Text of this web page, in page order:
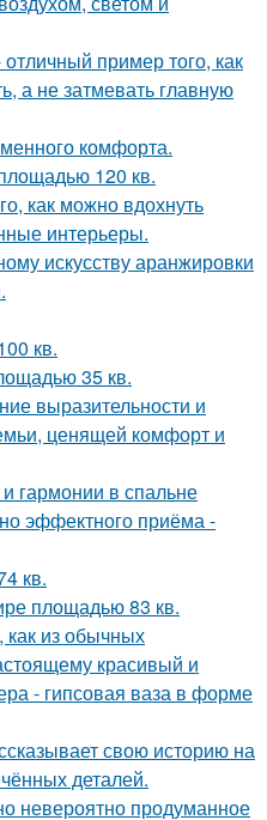
пример того, как
а не затмевать главную
комфорта.
120 кв.
как можно вдохнуть
интерьеры.
искусству аранжировки
кв.
35 кв.
выразительности и
ценящей комфорт и
гармонии в спальне
эффектного приёма -
кв.
площадью 83 кв.
из обычных
красивый и
- гипсовая ваза в форме
свою историю на
деталей.
невероятно продуманное